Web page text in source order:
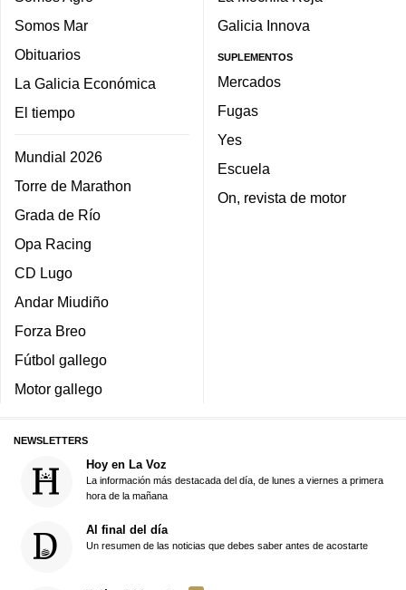
Somos Mar
Obituarios
La Galicia Económica
El tiempo
Mundial 2026
Torre de Marathon
Grada de Río
Opa Racing
CD Lugo
Andar Miudiño
Forza Breo
Fútbol gallego
Motor gallego
Galicia Innova
SUPLEMENTOS
Mercados
Fugas
Yes
Escuela
On, revista de motor
NEWSLETTERS
Hoy en La Voz
La información más destacada del día, de lunes a viernes a primera
hora de la mañana
Al final del día
Un resumen de las noticias que debes saber antes de acostarte